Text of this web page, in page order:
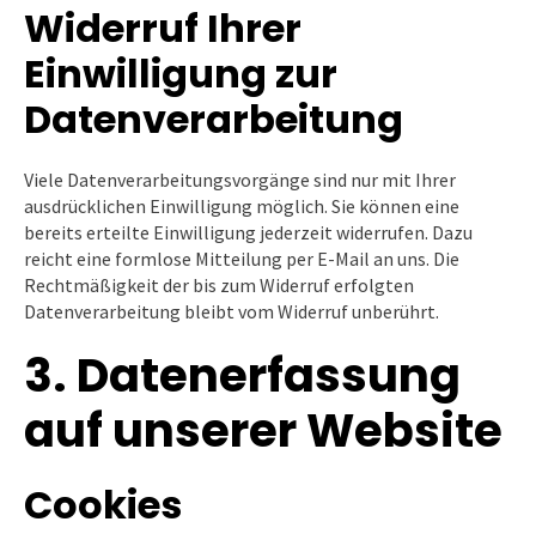
Widerruf Ihrer
Einwilligung zur
Datenverarbeitung
Viele Datenverarbeitungsvorgänge sind nur mit Ihrer
ausdrücklichen Einwilligung möglich. Sie können eine
bereits erteilte Einwilligung jederzeit widerrufen. Dazu
reicht eine formlose Mitteilung per E-Mail an uns. Die
Rechtmäßigkeit der bis zum Widerruf erfolgten
Datenverarbeitung bleibt vom Widerruf unberührt.
3. Datenerfassung
auf unserer Website
Cookies